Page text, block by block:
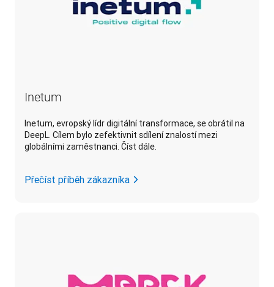
Inetum
Inetum, evropský lídr digitální transformace, se obrátil na
DeepL. Cílem bylo zefektivnit sdílení znalostí mezi
globálními zaměstnanci. Číst dále.
Přečíst příběh zákazníka